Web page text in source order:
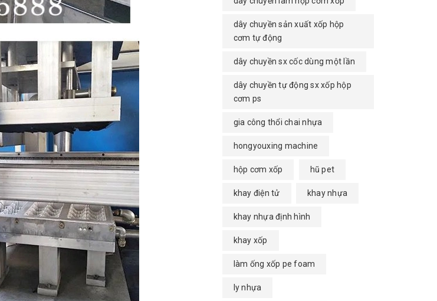
dây chuyền sản xuất xốp hộp
cơm tự động
dây chuyền sx cốc dùng một lần
dây chuyền tự động sx xốp hộp
cơm ps
gia công thổi chai nhựa
hongyouxing machine
hộp cơm xốp hũ pet
khay điện tử khay nhựa
khay nhựa định hình
khay xốp
làm ống xốp pe foam
ly nhựa